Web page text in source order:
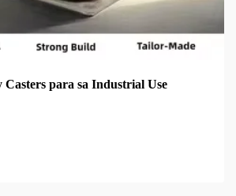
para sa Industrial Use